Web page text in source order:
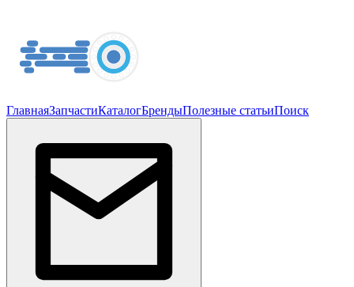
ГлавнаяЗапчастиКаталогБрендыПолезные статьиПоиск